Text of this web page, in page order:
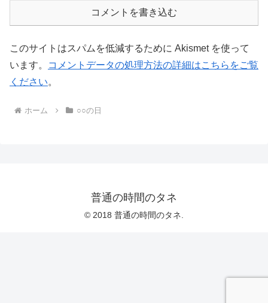
コメントを書き込む
このサイトはスパムを低減するために Akismet を使って
います。
コメントデータの処理方法の詳細はこちらをご覧
ください。
ホーム ○○の日
普通の時間のタネ
© 2018 普通の時間のタネ.